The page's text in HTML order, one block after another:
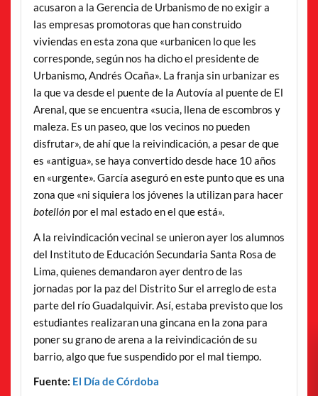
acusaron a la Gerencia de Urbanismo de no exigir a
las empresas promotoras que han construido
viviendas en esta zona que «urbanicen lo que les
corresponde, según nos ha dicho el presidente de
Urbanismo, Andrés Ocaña». La franja sin urbanizar es
la que va desde el puente de la Autovía al puente de El
Arenal, que se encuentra «sucia, llena de escombros y
maleza. Es un paseo, que los vecinos no pueden
disfrutar», de ahí que la reivindicación, a pesar de que
es «antigua», se haya convertido desde hace 10 años
en «urgente». García aseguró en este punto que es una
zona que «ni siquiera los jóvenes la utilizan para hacer
botellón por el mal estado en el que está».
A la reivindicación vecinal se unieron ayer los alumnos
del Instituto de Educación Secundaria Santa Rosa de
Lima, quienes demandaron ayer dentro de las
jornadas por la paz del Distrito Sur el arreglo de esta
parte del río Guadalquivir. Así, estaba previsto que los
estudiantes realizaran una gincana en la zona para
poner su grano de arena a la reivindicación de su
barrio, algo que fue suspendido por el mal tiempo.
Fuente: El Día de Córdoba